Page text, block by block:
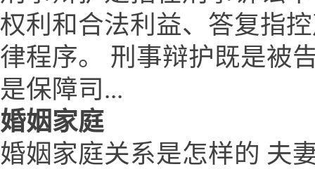
权利和合法利益、答复指
律程序。 刑事辩护既是被
是保障司...
婚姻家庭
婚姻家庭关系是怎样的 夫